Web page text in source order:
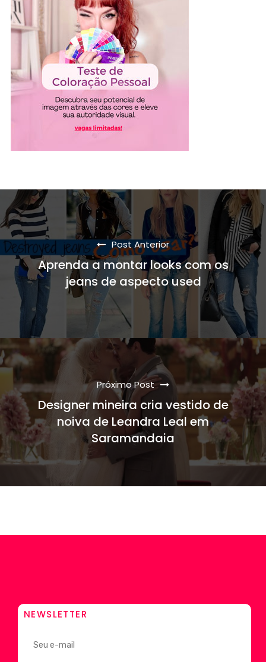
Post Anterior
Aprenda a montar looks com os
jeans de aspecto used
Próximo Post
Designer mineira cria vestido de
noiva de Leandra Leal em
Saramandaia
NEWSLETTER